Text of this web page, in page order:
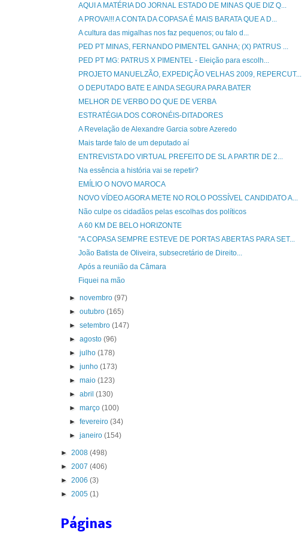
AQUI A MATÉRIA DO JORNAL ESTADO DE MINAS QUE DIZ Q...
A PROVA!!! A CONTA DA COPASA É MAIS BARATA QUE A D...
A cultura das migalhas nos faz pequenos; ou falo d...
PED PT MINAS, FERNANDO PIMENTEL GANHA; (X) PATRUS ...
PED PT MG: PATRUS X PIMENTEL - Eleição para escolh...
PROJETO MANUELZÃO, EXPEDIÇÃO VELHAS 2009, REPERCUT...
O DEPUTADO BATE E AINDA SEGURA PARA BATER
MELHOR DE VERBO DO QUE DE VERBA
ESTRATÉGIA DOS CORONÉIS-DITADORES
A Revelação de Alexandre Garcia sobre Azeredo
Mais tarde falo de um deputado aí
ENTREVISTA DO VIRTUAL PREFEITO DE SL A PARTIR DE 2...
Na essência a história vai se repetir?
EMÍLIO O NOVO MAROCA
NOVO VÍDEO AGORA METE NO ROLO POSSÍVEL CANDIDATO A...
Não culpe os cidadãos pelas escolhas dos políticos
A 60 KM DE BELO HORIZONTE
"A COPASA SEMPRE ESTEVE DE PORTAS ABERTAS PARA SET...
João Batista de Oliveira, subsecretário de Direito...
Após a reunião da Câmara
Fiquei na mão
►novembro(97)
►outubro(165)
►setembro(147)
►agosto(96)
►julho(178)
►junho(173)
►maio(123)
►abril(130)
►março(100)
►fevereiro(34)
►janeiro(154)
► 2008 (498)
► 2007 (406)
► 2006 (3)
► 2005 (1)
Páginas